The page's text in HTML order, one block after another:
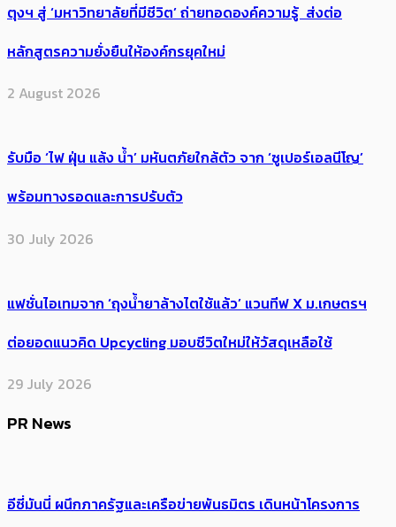
ตุงฯ สู่ ‘มหาวิทยาลัยที่มีชีวิต’ ถ่ายทอดองค์ความรู้ ส่งต่อ
หลักสูตรความยั่งยืนให้องค์กรยุคใหม่
2 August 2026
รับมือ ‘ไฟ ฝุ่น แล้ง น้ำ’ มหันตภัยใกล้ตัว จาก ‘ซูเปอร์เอลนีโญ’
พร้อมทางรอดและการปรับตัว
30 July 2026
แฟชั่นไอเทมจาก ‘ถุงน้ำยาล้างไตใช้แล้ว’ แวนทีฟ X ม.เกษตรฯ
ต่อยอดแนวคิด Upcycling มอบชีวิตใหม่ให้วัสดุเหลือใช้
29 July 2026
PR News
อีซี่มันนี่ ผนึกภาครัฐและเครือข่ายพันธมิตร เดินหน้าโครงการ